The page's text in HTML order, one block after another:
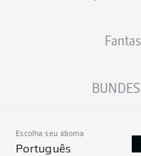
Escolha seu idioma
Português